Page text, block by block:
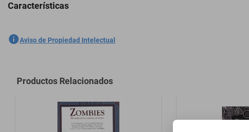
LAS AVENTURAS DE PINOCHO
Características
SKU
Modelo
CARLO COLLODI
Aviso de Propiedad Intelectual
Productos Relacionados